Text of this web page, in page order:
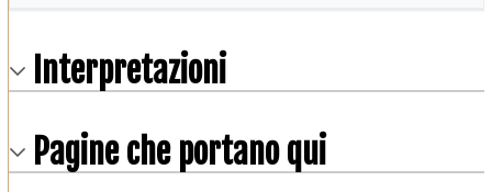
Interpretazioni
Pagine che portano qui